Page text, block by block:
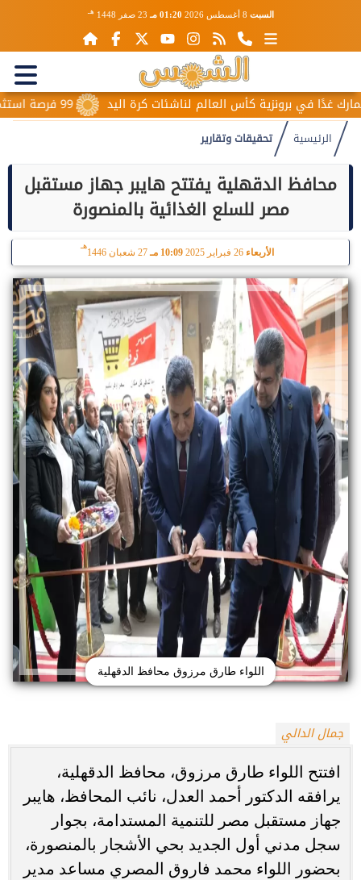
السبت 01:20 مـ 23 صفر 1448 هـ
99 فرصة استثمارية من الإسكان في المدن الجديدة و204 طلبات أجنبية خلال... برونزية كأس العالم لناشئات كرة اليد
الرئيسية تحقيقات وتقارير
محافظ الدقهلية يفتتح هايبر جهاز مستقبل
مصر للسلع الغذائية بالمنصورة
الأربعاء 10:09 مـ 27 شعبان 1446
هـ
اللواء طارق مرزوق محافظ الدقهلية
جمال الدالي
افتتح اللواء طارق مرزوق، محافظ الدقهلية،
يرافقه الدكتور أحمد العدل، نائب المحافظ، هايبر
جهاز مستقبل مصر للتنمية المستدامة، بجوار
سجل مدني أول الجديد بحي الأشجار بالمنصورة،
بحضور اللواء محمد فاروق المصري مساعد مدير